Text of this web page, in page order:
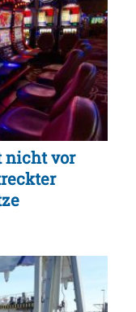
nicht vor